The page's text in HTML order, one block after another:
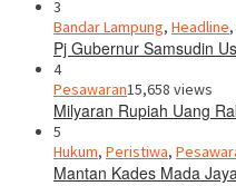
3
Bandar Lampung, Headline,
Pj Gubernur Samsudin
4
Pesawaran15,658 views
Milyaran Rupiah Uang
5
Hukum, Peristiwa,
Mantan Kades Mada